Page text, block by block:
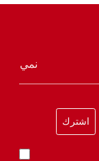
نمي
اشترك